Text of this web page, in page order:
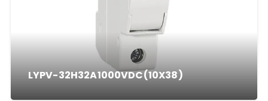
LYPV-32H32A1000VDC(10X38)